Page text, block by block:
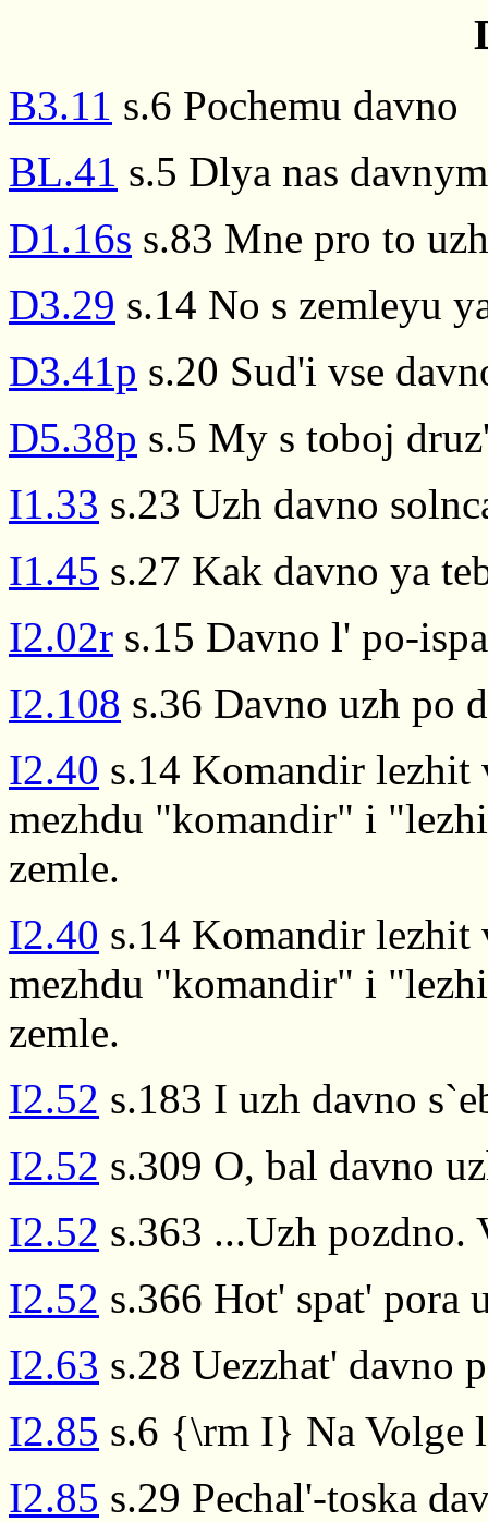
B3.11 s.6 Pochemu davno
BL.41 s.5 Dlya nas
D1.16s s.83 Mne pro to
D3.29 s.14 No s zemleyu
D3.41p s.20 Sud'i vse
D5.38p s.5 My s toboj
I1.33 s.23 Uzh davno
I1.45 s.27 Kak davno ya
I2.02r s.15 Davno l' po-
I2.108 s.36 Davno uzh po
I2.40 s.14 Komandir lezhit
mezhdu "komandir" i
zemle.
I2.40 s.14 Komandir lezhit
mezhdu "komandir" i
zemle.
I2.52 s.183 I uzh davno
I2.52 s.309 O, bal davno
I2.52 s.363 ...Uzh pozdno.
I2.52 s.366 Hot' spat' pora
I2.63 s.28 Uezzhat' davno
I2.85 s.6 {\rm I} Na Volge
I2.85 s.29 Pechal'-toska